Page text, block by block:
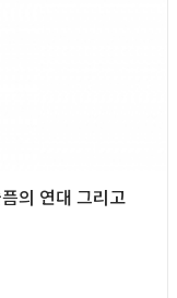
의 연대 그리고